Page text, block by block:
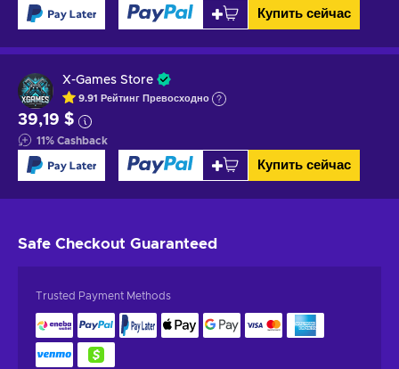
Купить сейчас
X-Games Store
9.91 Рейтинг Превосходно
39,19 $
11% Cashback
Купить сейчас
Safe Checkout Guaranteed
Trusted Payment Methods